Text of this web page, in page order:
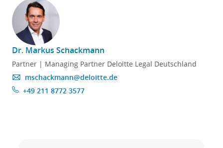
Dr. Markus Schackmann
Partner | Managing Partner Deloitte Legal Deutschland
mschackmann@deloitte.de
+49 211 8772 3577